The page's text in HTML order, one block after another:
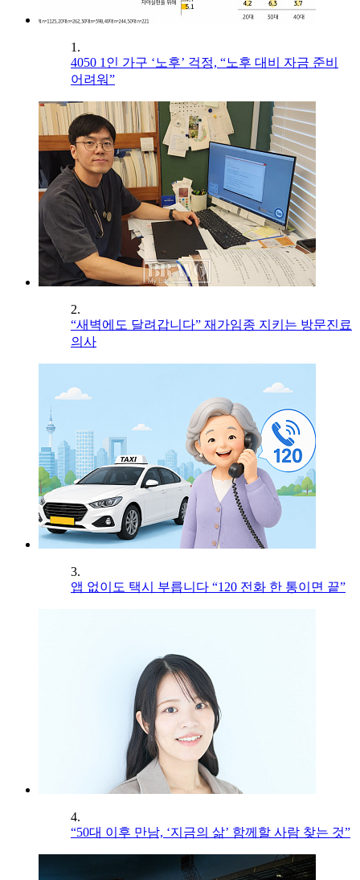
1.
4050 1인 가구 ‘노후’ 걱정, “노후 대비 자금 준비
어려워”
2.
“새벽에도 달려갑니다” 재가임종 지키는 방문진료
의사
3.
앱 없이도 택시 부릅니다 “120 전화 한 통이면 끝”
4.
“50대 이후 만남, ‘지금의 삶’ 함께할 사람 찾는 것”